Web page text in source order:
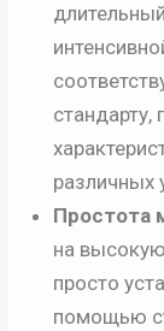
стандарту,
различных
Простота
на
просто
помощью